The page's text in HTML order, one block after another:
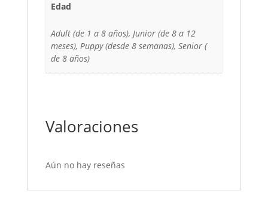
Edad
Adult (de 1 a 8 años), Junior (de 8 a 12
meses), Puppy (desde 8 semanas), Senior (
de 8 años)
Valoraciones
Aún no hay reseñas